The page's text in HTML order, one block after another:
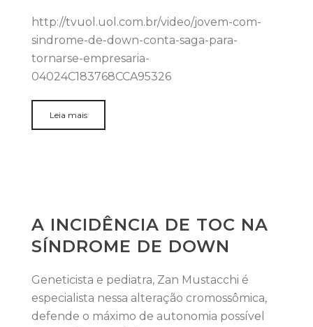
http://tvuol.uol.com.br/video/jovem-com-
sindrome-de-down-conta-saga-para-
tornarse-empresaria-
04024C183768CCA95326
Leia mais
A INCIDÊNCIA DE TOC NA
SÍNDROME DE DOWN
Geneticista e pediatra, Zan Mustacchi é
especialista nessa alteração cromossômica,
defende o máximo de autonomia possível